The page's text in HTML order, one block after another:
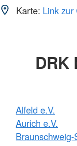
Karte: Link zur
DRK
Alfeld e.V.
Aurich e.V.
Braunschweig-